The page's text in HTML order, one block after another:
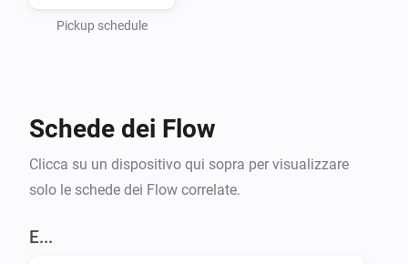
- Hallingdal Renovasjon
- Søndre Helgeland Miljøverk (SHMIL)
- Time Kommune
Pickup schedule
Schede dei Flow
Clicca su un dispositivo qui sopra per visualizzare
solo le schede dei Flow correlate.
E...